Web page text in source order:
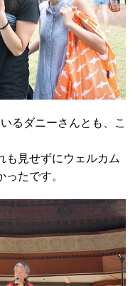
るダニーさんとも、こ
も見せずにウェルカム
たです。